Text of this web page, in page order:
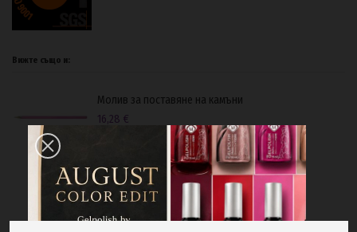
Вижте също и:
Молив за поставяне на камъни
16,28 €
Диспенсър с помпа 120мл
5,32 €